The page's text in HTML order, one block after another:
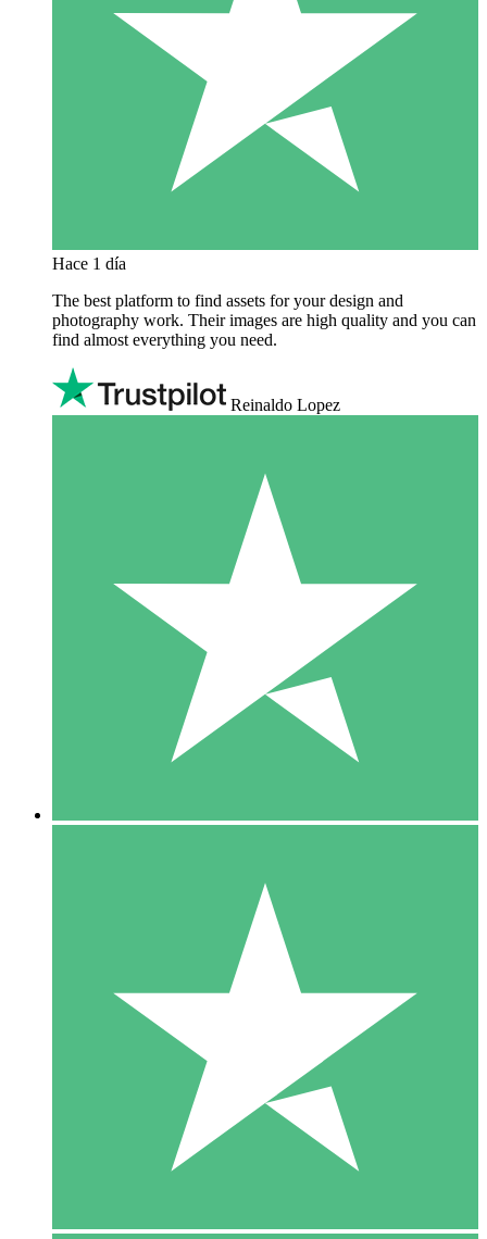
Hace 1 día
The best platform to find assets for your design and
photography work. Their images are high quality and you can
find almost everything you need.
Reinaldo Lopez